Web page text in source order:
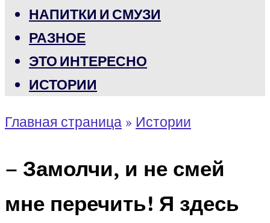
НАПИТКИ И СМУЗИ
РАЗНОЕ
ЭТО ИНТЕРЕСНО
ИСТОРИИ
Главная страница » Истории
– Замолчи, и не смей
мне перечить! Я здесь